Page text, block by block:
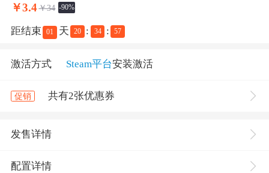
￥3.4￥34 -90%
距结束 01 天 20 : 34 : 57
激活方式 Steam平台安装激活
促销 共有2张优惠券
发售详情
配置详情